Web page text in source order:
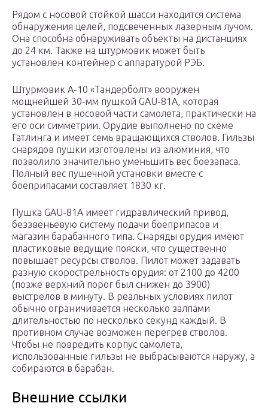
Рядом с носовой стойкой шасси находится система
обнаружения целей, подсвеченных лазерным лучом.
Она способна обнаруживать объекты на дистанциях
до 24 км. Также на штурмовик может быть
установлен контейнер с аппаратурой РЭБ.
Штурмовик А-10 «Тандерболт» вооружен
мощнейшей 30-мм пушкой GAU-81A, которая
установлен в носовой части самолета, практически на
его оси симметрии. Орудие выполнено по схеме
Гатлинга и имеет семь вращающихся стволов. Гильзы
снарядов пушки изготовлены из алюминия, что
позволило значительно уменьшить вес боезапаса.
Полный вес пушечной установки вместе с
боеприпасами составляет 1830 кг.
Пушка GAU-81A имеет гидравлический привод,
беззвеньевую систему подачи боеприпасов и
магазин барабанного типа. Снаряды орудия имеют
пластиковые ведущие пояски, что существенно
повышает ресурсы стволов. Пилот может задавать
разную скорострельность орудия: от 2100 до 4200
(позже верхний порог был снижен до 3900)
выстрелов в минуту. В реальных условиях пилот
обычно ограничивается несколько залпами
длительностью по несколько секунд каждый. В
противном случае возможен перегрев стволов.
Чтобы не повредить корпус самолета,
использованные гильзы не выбрасываются наружу, а
собираются в барабан.
Внешние ссылки